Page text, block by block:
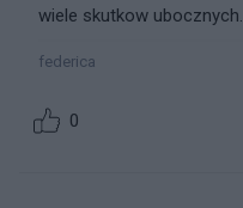
wiele skutkow ubocznych.
federica
0